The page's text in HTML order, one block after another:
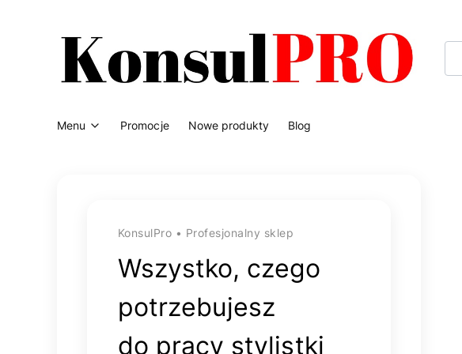
Menu Promocje Nowe produkty Blog
KonsulPro • Profesjonalny sklep
Wszystko, czego
potrzebujesz
do pracy stylistki